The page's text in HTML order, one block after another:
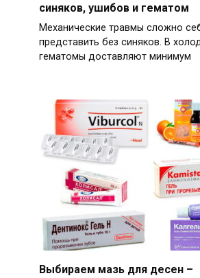
синяков, ушибов и гематом
Механические травмы сложно
представить без синяков. В
гематомы доставляют минимум
Выбираем мазь для десен –